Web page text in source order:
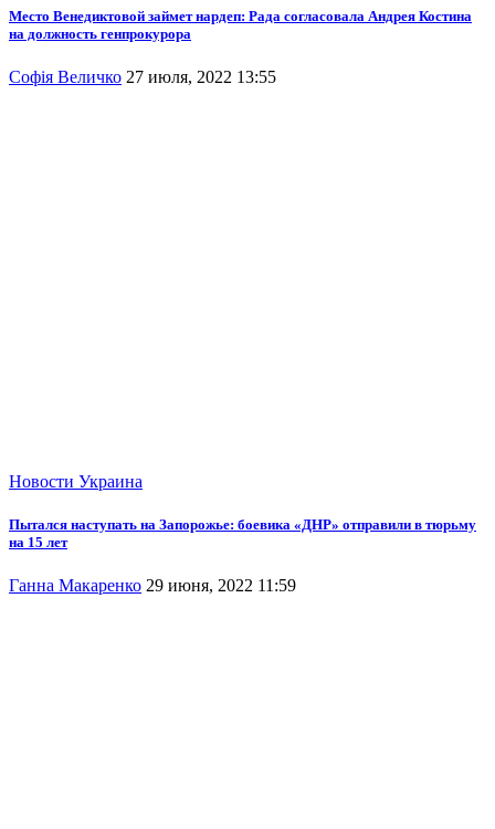
Место Венедиктовой займет нардеп: Рада согласовала Андрея Костина
на должность генпрокурора
Софія Величко 27 июля, 2022 13:55
Новости Украина
Пытался наступать на Запорожье: боевика «ДНР» отправили в тюрьму
на 15 лет
Ганна Макаренко 29 июня, 2022 11:59